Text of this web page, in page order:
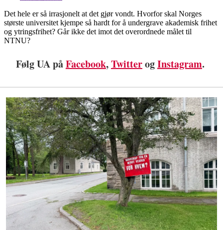
Følg UA påFacebook,TwitterogInstagram.